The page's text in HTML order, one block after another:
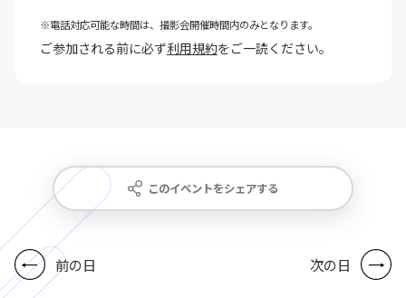
※電話対応可能な時間は、撮影会開催時間内のみとなります。
ご参加される前に必ず利用規約をご一読ください。
このイベントをシェアする
前の日 次の日